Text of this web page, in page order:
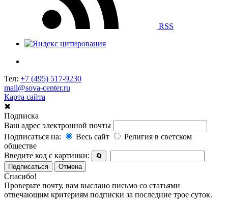
RSS
Тел: +7 (495) 517-9230
mail@sova-center.ru
Карта сайта
✖
Подписка
Ваш адрес электронной почты
Подписаться на:
Весь сайт
Религия в светском
обществе
Введите код с картинки:
🔄
Подписаться
Отмена
Спасибо!
Проверьте почту, вам выслано письмо со статьями
отвечающим критериям подписки за последние трое суток.